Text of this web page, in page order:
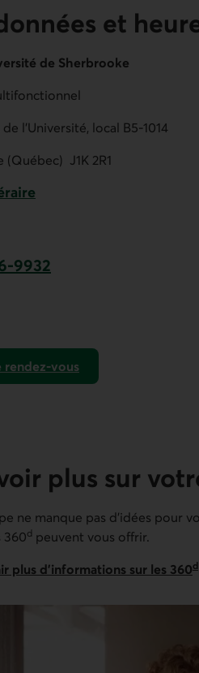
et
de Sherbrooke
l'Université, local B5-1014
(Québec) J1K 2R1
9932
rendez-vous
plus sur
ne manque pas d'idées pour
360d peuvent vous offrir.
plus d’informations sur les 360d